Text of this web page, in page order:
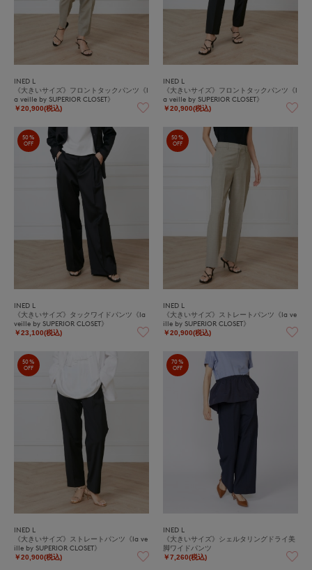
INED L
《大きいサイズ》フロントタックパンツ《l
a veille by SUPERIOR CLOSET》
￥20,900(税込)
INED L
《大きいサイズ》フロントタックパンツ《l
a veille by SUPERIOR CLOSET》
￥20,900(税込)
50%
OFF
INED L
《大きいサイズ》タックワイドパンツ《la
veille by SUPERIOR CLOSET》
￥23,100(税込)
50%
OFF
INED L
《大きいサイズ》ストレートパンツ《la ve
ille by SUPERIOR CLOSET》
￥20,900(税込)
50%
OFF
INED L
《大きいサイズ》ストレートパンツ《la ve
ille by SUPERIOR CLOSET》
￥20,900(税込)
70%
OFF
INED L
《大きいサイズ》シェルタリングドライ美
脚ワイドパンツ
￥7,260(税込)